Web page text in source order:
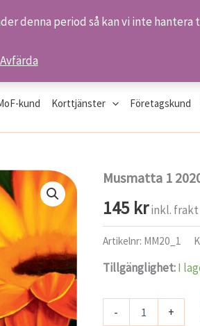
denna period så kan vi inte
Avfärda
kund Korttjänster Företagskund
Musmatta 1
145 kr inkl. frakt
Artikelnr: MM20_1
Tillgänglighet: I
- +